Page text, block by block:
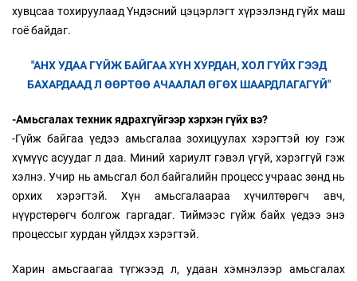
хувцсаа тохируулаад Үндэсний цэцэрлэгт хүрээлэнд гүйх маш
гоё байдаг.
"АНХ УДАА ГҮЙЖ БАЙГАА ХҮН ХУРДАН, ХОЛ ГҮЙХ ГЭЭД
БАХАРДААД Л ӨӨРТӨӨ АЧААЛАЛ ӨГӨХ ШААРДЛАГАГҮЙ"
-Амьсгалах техник ядрахгүйгээр хэрхэн гүйх вэ?
-Гүйж байгаа үедээ амьсгалаа зохицуулах хэрэгтэй юу гэж
хүмүүс асуудаг л даа. Миний хариулт гэвэл үгүй, хэрэггүй гэж
хэлнэ. Учир нь амьсгал бол байгалийн процесс учраас зөнд нь
орхих хэрэгтэй. Хүн амьсгалаараа хүчилтөрөгч авч,
нүүрстөрөгч болгож гаргадаг. Тиймээс гүйж байх үедээ энэ
процессыг хурдан үйлдэх хэрэгтэй.
Харин амьсгаагаа түгжээд л, удаан хэмнэлээр амьсгалах